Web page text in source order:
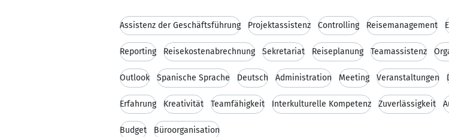
Assistenz der Geschäftsführung Projektassistenz Controlling Reisemanagement
Reporting Reisekostenabrechnung Sekretariat Reiseplanung Teamassistenz
Outlook Spanische Sprache Deutsch Administration Meeting Veranstaltungen
Erfahrung Kreativität Teamfähigkeit Interkulturelle Kompetenz Zuverlässigkeit
Budget Büroorganisation